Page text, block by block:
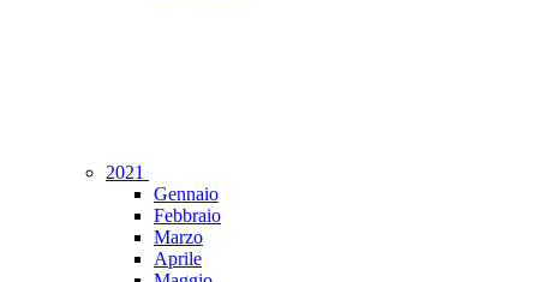
2021
Gennaio
Febbraio
Marzo
Aprile